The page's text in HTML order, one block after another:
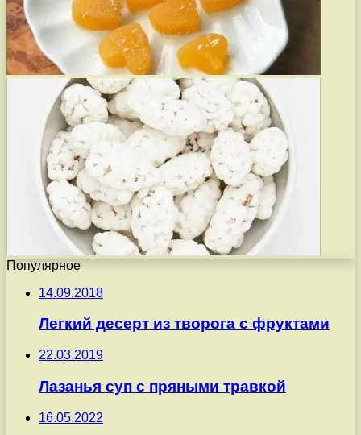
Популярное
14.09.2018
Легкий десерт из творога с фруктами
22.03.2019
Лазанья суп с пряными травкой
16.05.2022